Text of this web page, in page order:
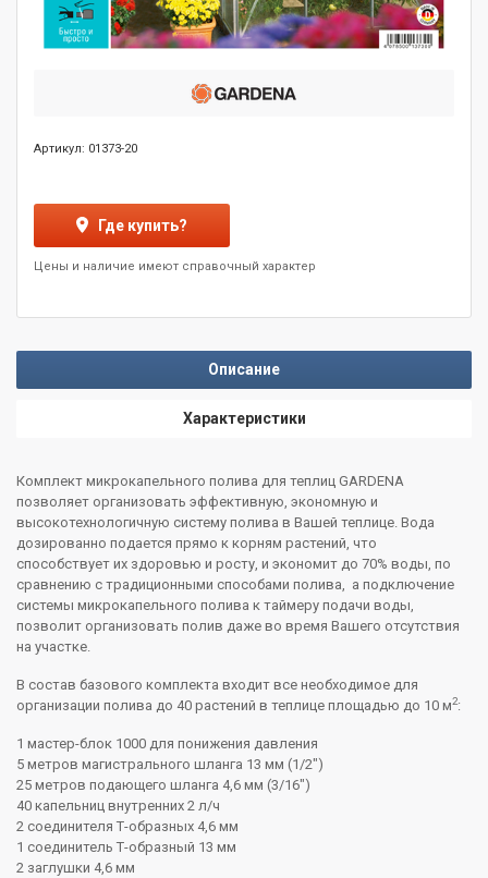
Артикул: 01373-20
Где купить?
Цены и наличие имеют справочный характер
Описание
Характеристики
Комплект микрокапельного полива для теплиц GARDENA
позволяет организовать эффективную, экономную и
высокотехнологичную систему полива в Вашей теплице. Вода
дозированно подается прямо к корням растений, что
способствует их здоровью и росту, и экономит до 70% воды, по
сравнению с традиционными способами полива, а подключение
системы микрокапельного полива к таймеру подачи воды,
позволит организовать полив даже во время Вашего отсутствия
на участке.
В состав базового комплекта входит все необходимое для
организации полива до 40 растений в теплице площадью до 10 м2:
1 мастер-блок 1000 для понижения давления
5 метров магистрального шланга 13 мм (1/2")
25 метров подающего шланга 4,6 мм (3/16")
40 капельниц внутренних 2 л/ч
2 соединителя Т-образных 4,6 мм
1 соединитель Т-образный 13 мм
2 заглушки 4,6 мм